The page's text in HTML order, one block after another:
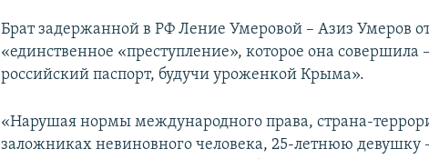
Брат задержанной в РФ Ление Умеровой – Азиз Умеров
«единственное «преступление», которое она совершила
российский паспорт, будучи уроженкой Крыма».
«Нарушая нормы международного права, страна-
заложниках невиновного человека, 25-летнюю